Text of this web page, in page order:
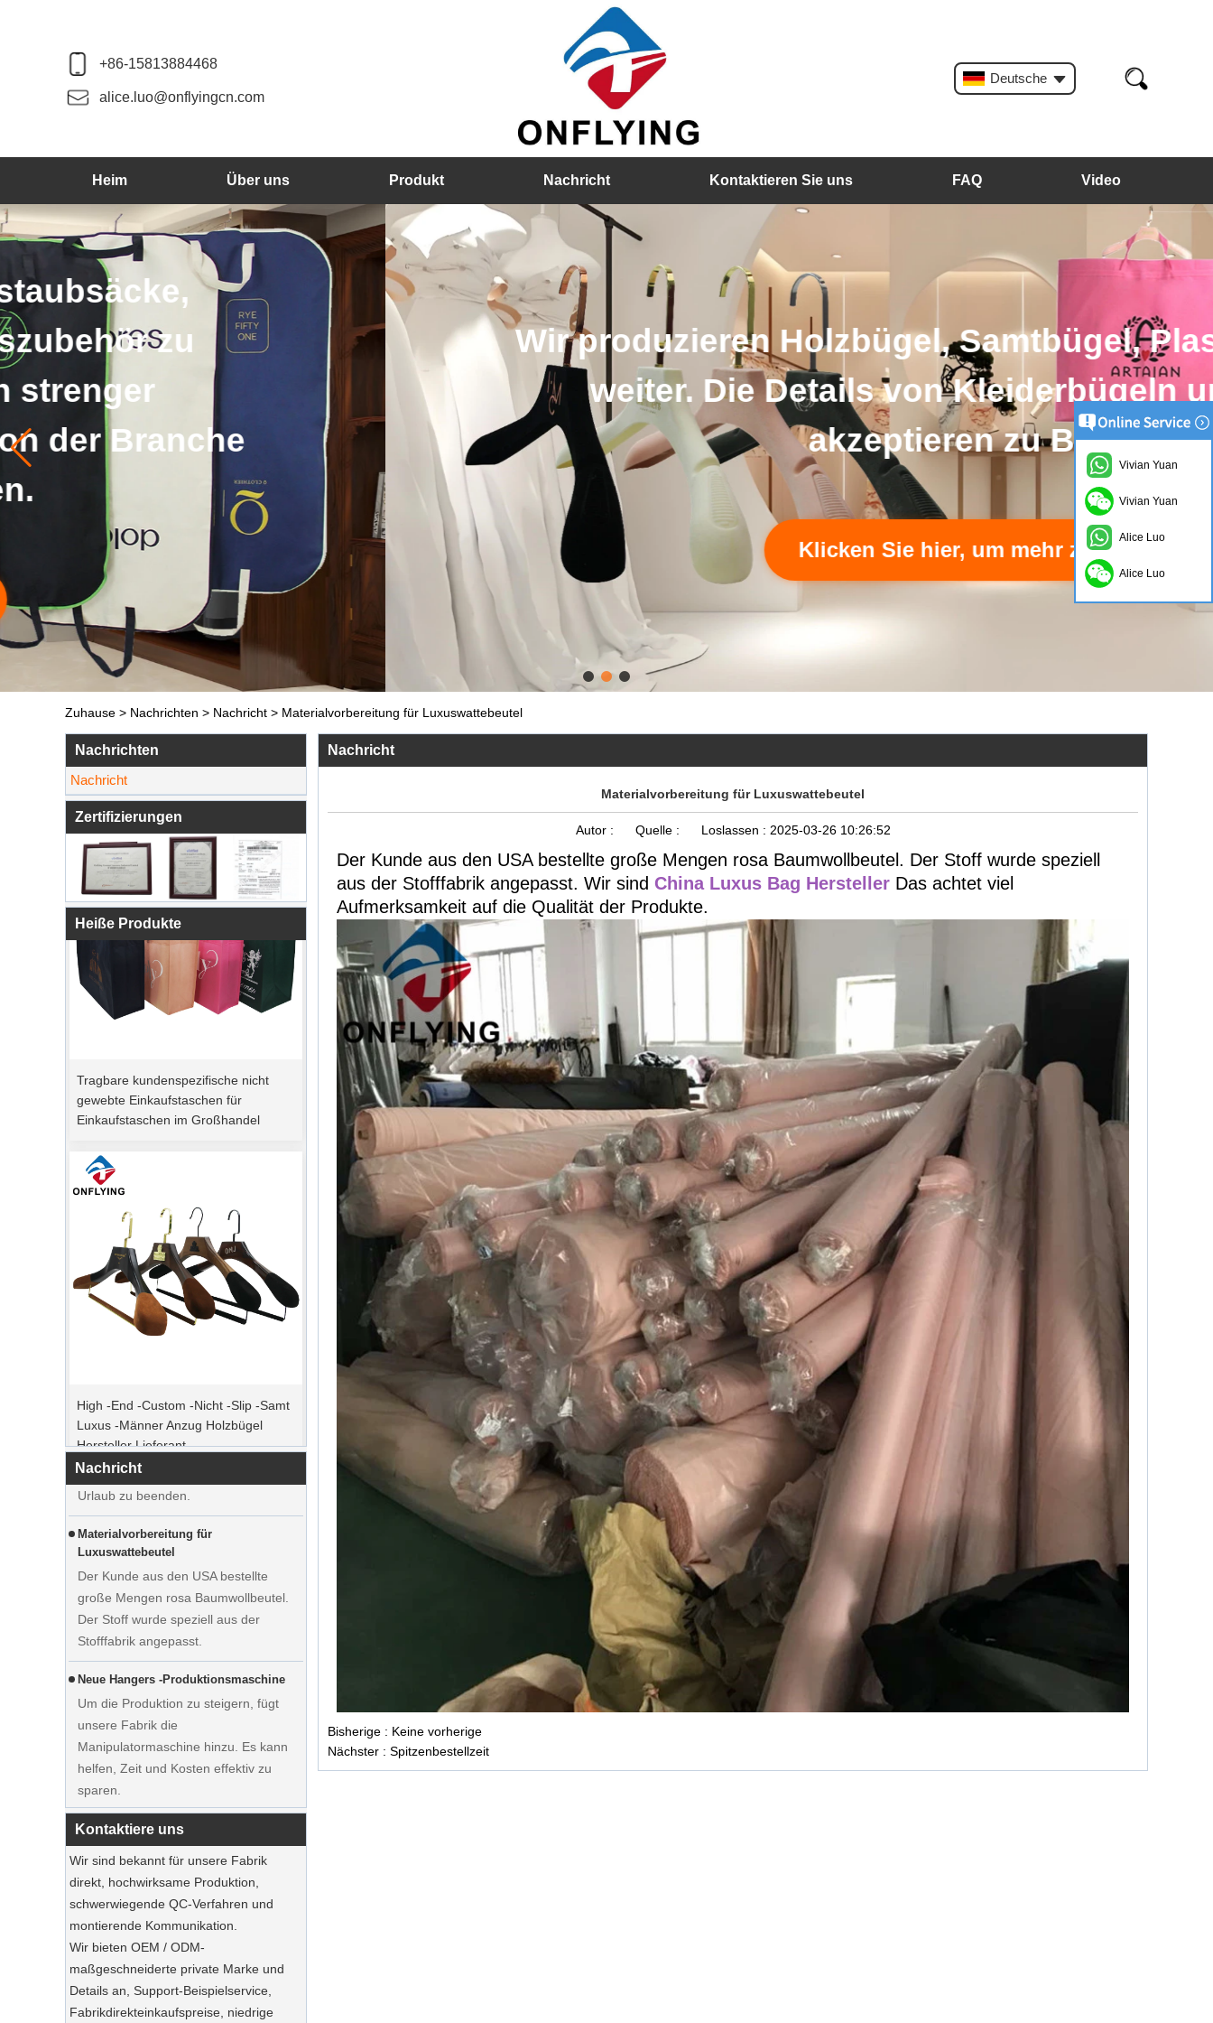
+86-15813884468
alice.luo@onflyingcn.com
Deutsche
Heim Über uns Produkt Nachricht Kontaktieren Sie uns FAQ Video
Wir produzieren Holzbügel, Samtbügel, Plastikbügel und so
weiter. Die Details von Kleiderbügeln und Taschen
akzeptieren zu Brauch.
Klicken Sie hier, um mehr zu erfahren
Zuhause > Nachrichten > Nachricht > Materialvorbereitung für Luxuswattebeutel
Nachrichten
Nachricht
Zertifizierungen
Heiße Produkte
gewebte Einkaufstaschen für
Einkaufstaschen im Großhandel
Luxus -Männer Anzug Holzbügel
Hersteller Lieferant
Zeigen Sie maßgefertigte
Hochzeitskleider Samtbügel Kleider
Hersteller Lieferant
Nachricht
erteilten Bestellungen und planten, den
Urlaub zu beginnen. Die Fabrik ist die
Produktion, um Waren nach dem
Urlaub zu beenden.
Luxuswattebeutel
Der Kunde aus den USA bestellte
große Mengen rosa Baumwollbeutel.
Der Stoff wurde speziell aus der
Stofffabrik angepasst.
Um die Produktion zu steigern, fügt
unsere Fabrik die
Manipulatormaschine hinzu. Es kann
helfen, Zeit und Kosten effektiv zu
sparen.
Ausstellung in Frankreich
Unsere Fabrik nahm an der
Ausstellung in Frankreich teil. Unsere
Nachhaltige Jute Totes dominieren 2025
Feiertags Shopping‌
Unsere Jute-Einkaufstaschen sind das
Must-Haves dieser Saison.
Nachhaltige Holzanzugbügel
Kontaktiere uns
Wir sind bekannt für unsere Fabrik
direkt, hochwirksame Produktion,
schwerwiegende QC-Verfahren und
montierende Kommunikation.
Wir bieten OEM / ODM-
maßgeschneiderte private Marke und
Details an, Support-Beispielservice,
Fabrikdirekteinkaufspreise, niedrige
Nachricht
Materialvorbereitung für Luxuswattebeutel
Autor : Quelle : Loslassen : 2025-03-26 10:26:52
Der Kunde aus den USA bestellte große Mengen rosa Baumwollbeutel. Der Stoff wurde speziell
aus der Stofffabrik angepasst. Wir sind China Luxus Bag Hersteller Das achtet viel
Aufmerksamkeit auf die Qualität der Produkte.
Bisherige : Keine vorherige
Nächster : Spitzenbestellzeit
Vivian Yuan
Vivian Yuan
Alice Luo
Alice Luo